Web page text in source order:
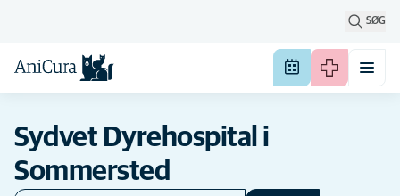
SØG
Sydvet Dyrehospital i
Sommersted